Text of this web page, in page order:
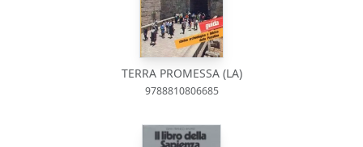
TERRA PROMESSA (LA)
9788810806685